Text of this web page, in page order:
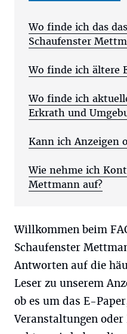
Wo finde ich das
Schaufenster
Wo finde ich ältere
Wo finde ich
Erkrath und
Kann ich Anzeigen
Wie nehme ich
Mettmann auf?
Willkommen beim
Schaufenster
Antworten auf die
Leser zu unserem
ob es um das E-
Veranstaltungen